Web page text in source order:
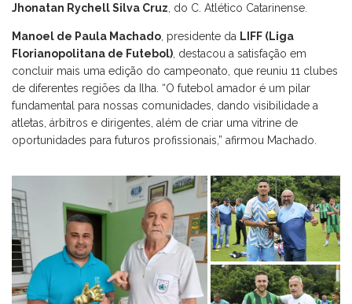
Jhonatan Rychell Silva Cruz , do C. Atlético Catarinense.
Manoel de Paula Machado , presidente da LIFF (Liga
Florianopolitana de Futebol) , destacou a satisfação em
concluir mais uma edição do campeonato, que reuniu 11 clubes
de diferentes regiões da Ilha. “O futebol amador é um pilar
fundamental para nossas comunidades, dando visibilidade a
atletas, árbitros e dirigentes, além de criar uma vitrine de
oportunidades para futuros profissionais,” afirmou Machado.